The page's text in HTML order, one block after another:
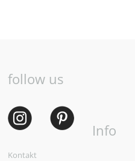
follow us
Info
Kontakt